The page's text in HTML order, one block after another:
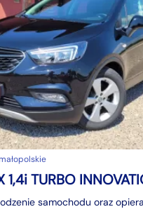
samochodu oraz